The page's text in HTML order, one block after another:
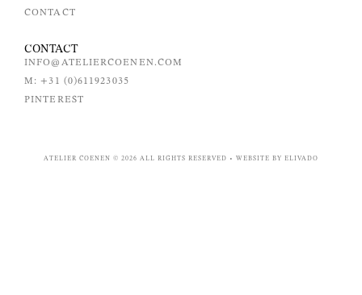
CONTACT
CONTACT
INFO@ATELIERCOENEN.COM
M: +31 (0)611923035
PINTEREST
ATELIER COENEN © 2026 ALL RIGHTS RESERVED • WEBSITE BY ELIVADO